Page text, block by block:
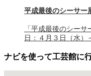
平成最後のシーサー
「平成最後のシー
日：４月３日（水
ナビを使って工芸館に